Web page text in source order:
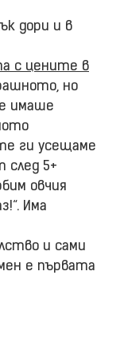
дори и в
с цените в
но
имаше
ги усещаме
след 5+
овчия
Има
и сами
е първата